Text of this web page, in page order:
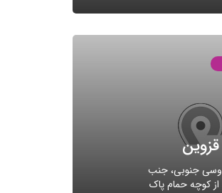
قزوین
جنوبی، جنب
از کوچه حمام پاک